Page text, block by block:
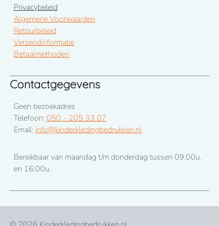
Privacybeleid
Algemene Voorwaarden
Retourbeleid
Verzendinformatie
Betaalmethoden
Contactgegevens
Geen bezoekadres
Telefoon: 050 - 205 33 07
Email: info@kinderkledingbedrukken.nl
Bereikbaar van maandag t/m donderdag tussen 09:00u.
en 16:00u.